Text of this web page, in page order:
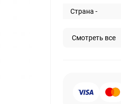
Страна -
Смотреть все